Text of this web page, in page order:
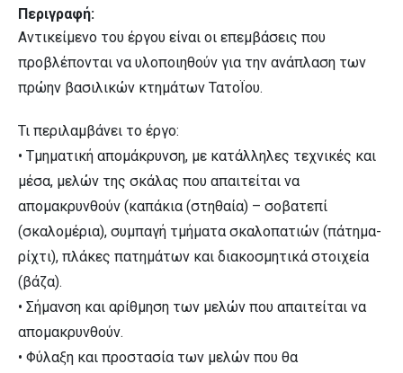
Περιγραφή:
Αντικείμενο του έργου είναι οι επεμβάσεις που
προβλέπονται να υλοποιηθούν για την ανάπλαση των
πρώην βασιλικών κτημάτων ΤατοΪου.
Τι περιλαμβάνει το έργο:
• Τμηματική απομάκρυνση, με κατάλληλες τεχνικές και
μέσα, μελών της σκάλας που απαιτείται να
απομακρυνθούν (καπάκια (στηθαία) – σοβατεπί
(σκαλομέρια), συμπαγή τμήματα σκαλοπατιών (πάτημα-
ρίχτι), πλάκες πατημάτων και διακοσμητικά στοιχεία
(βάζα).
• Σήμανση και αρίθμηση των μελών που απαιτείται να
απομακρυνθούν.
• Φύλαξη και προστασία των μελών που θα